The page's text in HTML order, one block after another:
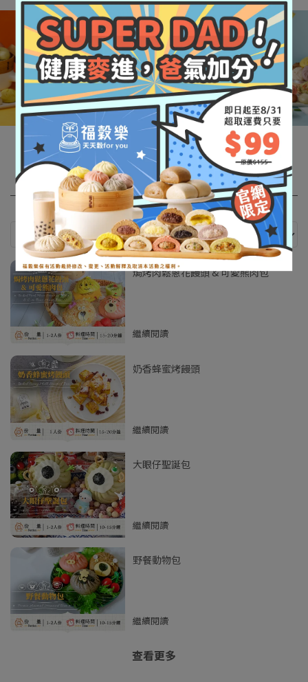
美味秘訣
焗烤肉鬆蔥花饅頭 & 可愛熊肉包
繼續閱讀
奶香蜂蜜烤饅頭
繼續閱讀
大眼仔聖誕包
繼續閱讀
野餐動物包
繼續閱讀
查看更多